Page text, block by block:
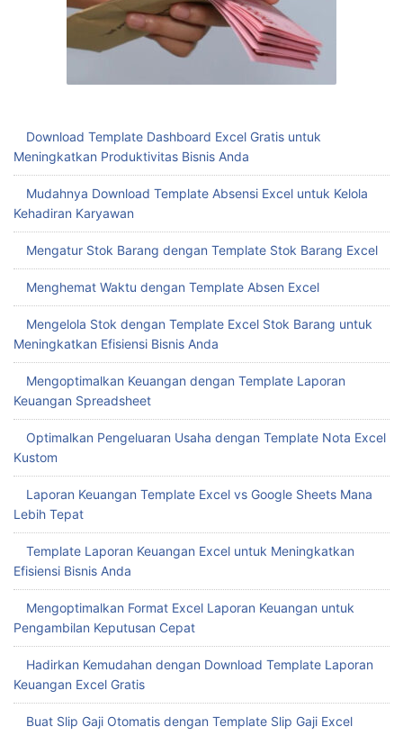
Download Template Dashboard Excel Gratis untuk
Meningkatkan Produktivitas Bisnis Anda
Mudahnya Download Template Absensi Excel untuk Kelola
Kehadiran Karyawan
Mengatur Stok Barang dengan Template Stok Barang Excel
Menghemat Waktu dengan Template Absen Excel
Mengelola Stok dengan Template Excel Stok Barang untuk
Meningkatkan Efisiensi Bisnis Anda
Mengoptimalkan Keuangan dengan Template Laporan
Keuangan Spreadsheet
Optimalkan Pengeluaran Usaha dengan Template Nota Excel
Kustom
Laporan Keuangan Template Excel vs Google Sheets Mana
Lebih Tepat
Template Laporan Keuangan Excel untuk Meningkatkan
Efisiensi Bisnis Anda
Mengoptimalkan Format Excel Laporan Keuangan untuk
Pengambilan Keputusan Cepat
Hadirkan Kemudahan dengan Download Template Laporan
Keuangan Excel Gratis
Buat Slip Gaji Otomatis dengan Template Slip Gaji Excel